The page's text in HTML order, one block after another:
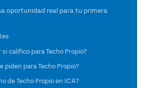
oportunidad real para tu primera
califico para Techo Propio?
piden para Techo Propio?
de Techo Propio en ICA?